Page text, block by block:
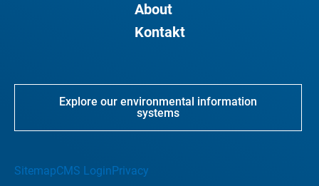
About
Kontakt
Explore our environmental information
systems
SitemapCMS LoginPrivacy